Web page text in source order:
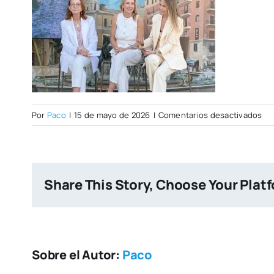
Por Paco | 15 de mayo de 2026 | Comentarios desactivadosen
Share This Story, Choose Your
Sobre el Autor: Paco